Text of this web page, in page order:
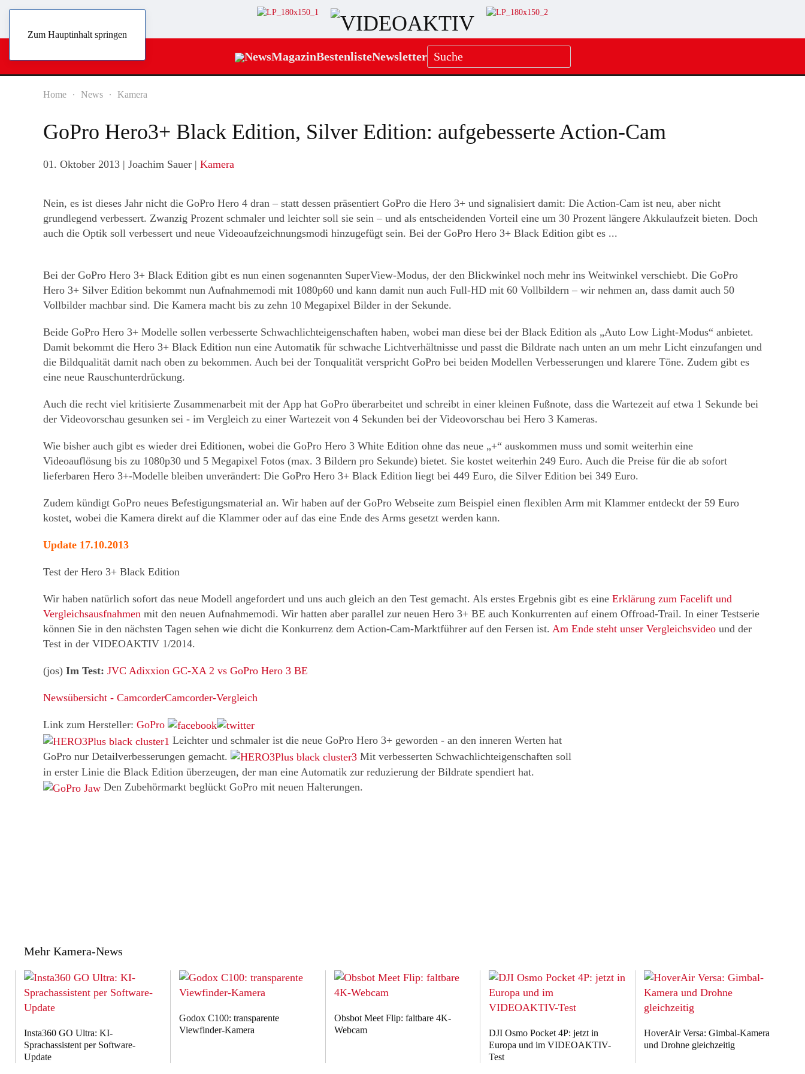
Zum Hauptinhalt springen
NewsMagazinBestenlisteNewsletter
Home News Kamera
GoPro Hero3+ Black Edition, Silver Edition: aufgebesserte Action-Cam
01. Oktober 2013 | Joachim Sauer | Kamera
Nein, es ist dieses Jahr nicht die GoPro Hero 4 dran – statt dessen präsentiert GoPro die Hero 3+ und signalisiert damit: Die Action-Cam ist neu, aber nicht
grundlegend verbessert. Zwanzig Prozent schmaler und leichter soll sie sein – und als entscheidenden Vorteil eine um 30 Prozent längere Akkulaufzeit bieten. Doch
auch die Optik soll verbessert und neue Videoaufzeichnungsmodi hinzugefügt sein. Bei der GoPro Hero 3+ Black Edition gibt es ...
Bei der GoPro Hero 3+ Black Edition gibt es nun einen sogenannten SuperView-Modus, der den Blickwinkel noch mehr ins Weitwinkel verschiebt. Die GoPro
Hero 3+ Silver Edition bekommt nun Aufnahmemodi mit 1080p60 und kann damit nun auch Full-HD mit 60 Vollbildern – wir nehmen an, dass damit auch 50
Vollbilder machbar sind. Die Kamera macht bis zu zehn 10 Megapixel Bilder in der Sekunde.
Beide GoPro Hero 3+ Modelle sollen verbesserte Schwachlichteigenschaften haben, wobei man diese bei der Black Edition als „Auto Low Light-Modus“ anbietet.
Damit bekommt die Hero 3+ Black Edition nun eine Automatik für schwache Lichtverhältnisse und passt die Bildrate nach unten an um mehr Licht einzufangen und
die Bildqualität damit nach oben zu bekommen. Auch bei der Tonqualität verspricht GoPro bei beiden Modellen Verbesserungen und klarere Töne. Zudem gibt es
eine neue Rauschunterdrückung.
Auch die recht viel kritisierte Zusammenarbeit mit der App hat GoPro überarbeitet und schreibt in einer kleinen Fußnote, dass die Wartezeit auf etwa 1 Sekunde bei
der Videovorschau gesunken sei - im Vergleich zu einer Wartezeit von 4 Sekunden bei der Videovorschau bei Hero 3 Kameras.
Wie bisher auch gibt es wieder drei Editionen, wobei die GoPro Hero 3 White Edition ohne das neue „+“ auskommen muss und somit weiterhin eine
Videoauflösung bis zu 1080p30 und 5 Megapixel Fotos (max. 3 Bildern pro Sekunde) bietet. Sie kostet weiterhin 249 Euro. Auch die Preise für die ab sofort
lieferbaren Hero 3+-Modelle bleiben unverändert: Die GoPro Hero 3+ Black Edition liegt bei 449 Euro, die Silver Edition bei 349 Euro.
Zudem kündigt GoPro neues Befestigungsmaterial an. Wir haben auf der GoPro Webseite zum Beispiel einen flexiblen Arm mit Klammer entdeckt der 59 Euro
kostet, wobei die Kamera direkt auf die Klammer oder auf das eine Ende des Arms gesetzt werden kann.
Update 17.10.2013
Test der Hero 3+ Black Edition
Wir haben natürlich sofort das neue Modell angefordert und uns auch gleich an den Test gemacht. Als erstes Ergebnis gibt es eine Erklärung zum Facelift und
Vergleichsausfnahmen mit den neuen Aufnahmemodi. Wir hatten aber parallel zur neuen Hero 3+ BE auch Konkurrenten auf einem Offroad-Trail. In einer Testserie
können Sie in den nächsten Tagen sehen wie dicht die Konkurrenz dem Action-Cam-Marktführer auf den Fersen ist. Am Ende steht unser Vergleichsvideo und der
Test in der VIDEOAKTIV 1/2014.
(jos) Im Test: JVC Adixxion GC-XA 2 vs GoPro Hero 3 BE
Newsübersicht - CamcorderCamcorder-Vergleich
Link zum Hersteller: GoPro
Leichter und schmaler ist die neue GoPro Hero 3+ geworden - an den inneren Werten hat
GoPro nur Detailverbesserungen gemacht.
Mit verbesserten Schwachlichteigenschaften soll
in erster Linie die Black Edition überzeugen, der man eine Automatik zur reduzierung der Bildrate spendiert hat.
Den Zubehörmarkt beglückt GoPro mit neuen Halterungen.
Mehr Kamera-News
Insta360 GO Ultra: KI-
Sprachassistent per Software-
Update
Godox C100: transparente
Viewfinder-Kamera
Obsbot Meet Flip: faltbare 4K-
Webcam
DJI Osmo Pocket 4P: jetzt in
Europa und im VIDEOAKTIV-
Test
HoverAir Versa: Gimbal-Kamera
und Drohne gleichzeitig